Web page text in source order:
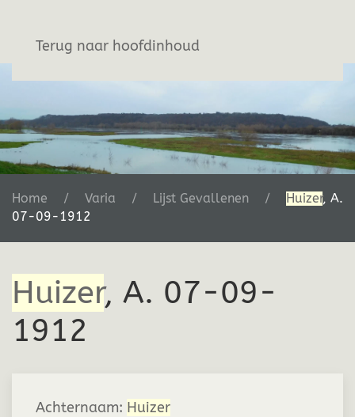
Terug naar hoofdinhoud
Home Varia Lijst Gevallenen Huizer, A.
07-09-1912
Huizer, A. 07-09-
1912
Achternaam: Huizer